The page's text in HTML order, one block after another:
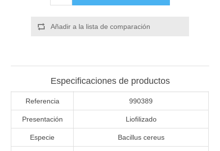
Añadir a la lista de comparación
Especificaciones de productos
Referencia 990389
Presentación Liofilizado
Especie Bacillus cereus